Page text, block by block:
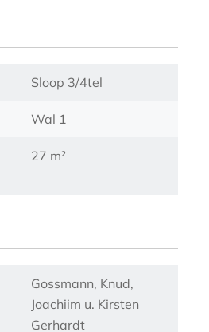
Sloop 3/4tel
Wal 1
27 m²
Gossmann, Knud,
Joachiim u. Kirsten
Gerhardt